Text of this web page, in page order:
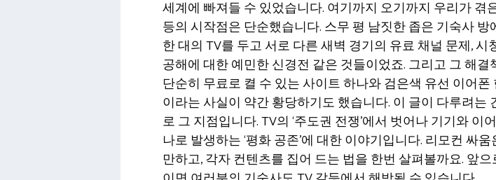
세계에 빠져들 수 있었습니다. 여기까지 오기까지 우리가 겪
등의 시작점은 단순했습니다. 스무 평 남짓한 좁은 기숙사 방
한 대의 TV를 두고 서로 다른 새벽 경기의 유료 채널 문제, 시
공해에 대한 예민한 신경전 같은 것들이었죠. 그리고 그 해결
단순히 무료로 켤 수 있는 사이트 하나와 검은색 유선 이어폰
이라는 사실이 약간 황당하기도 했습니다. 이 글이 다루려는
로 그 지점입니다. TV의 ‘주도권 전쟁’에서 벗어나 기기와 이
나로 발생하는 ‘평화 공존’에 대한 이야기입니다. 리모컨 싸움
만하고, 각자 컨텐츠를 집어 드는 법을 한번 살펴볼까요. 앞으